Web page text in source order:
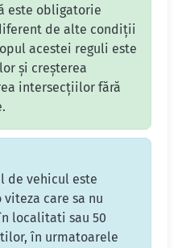
este obligatorie
de alte condiții
acestei reguli este
și creșterea
intersecțiilor fără
de vehicul este
care sa nu
localitati sau 50
în urmatoarele